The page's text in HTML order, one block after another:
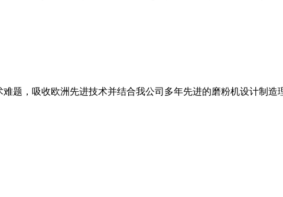
题，吸收欧洲先进技术并结合我公司多年先进的磨粉机设计制